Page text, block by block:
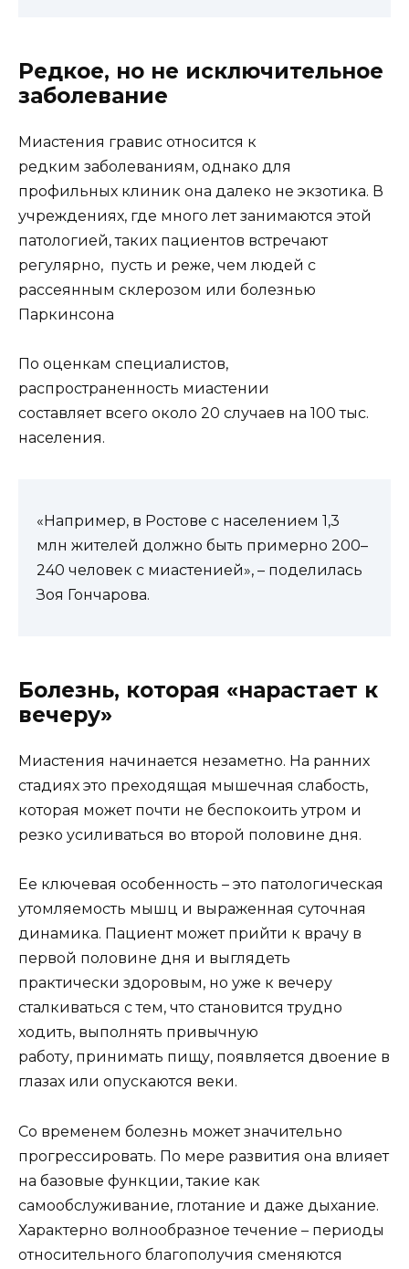
Редкое, но не исключительное
заболевание
Миастения гравис относится к
редким заболеваниям, однако для
профильных клиник она далеко не экзотика. В
учреждениях, где много лет занимаются этой
патологией, таких пациентов встречают
регулярно, пусть и реже, чем людей с
рассеянным склерозом или болезнью
Паркинсона
По оценкам специалистов,
распространенность миастении
составляет всего около 20 случаев на 100 тыс.
населения.
«Например, в Ростове с населением 1,3
млн жителей должно быть примерно 200–
240 человек с миастенией», – поделилась
Зоя Гончарова.
Болезнь, которая «нарастает к
вечеру»
Миастения начинается незаметно. На ранних
стадиях это преходящая мышечная слабость,
которая может почти не беспокоить утром и
резко усиливаться во второй половине дня.
Ее ключевая особенность – это патологическая
утомляемость мышц и выраженная суточная
динамика. Пациент может прийти к врачу в
первой половине дня и выглядеть
практически здоровым, но уже к вечеру
сталкиваться с тем, что становится трудно
ходить, выполнять привычную
работу, принимать пищу, появляется двоение в
глазах или опускаются веки.
Со временем болезнь может значительно
прогрессировать. По мере развития она влияет
на базовые функции, такие как
самообслуживание, глотание и даже дыхание.
Характерно волнообразное течение – периоды
относительного благополучия сменяются